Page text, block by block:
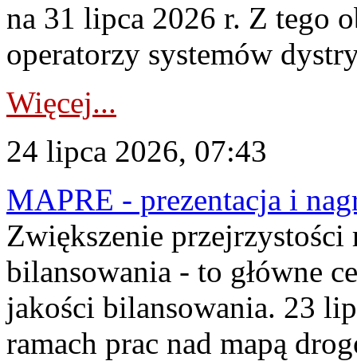
na 31 lipca 2026 r. Z tego
operatorzy systemów
Więcej...
24 lipca 2026, 07:43
MAPRE - prezentacja i
Zwiększenie
bilansowania - to główne
jakości bilansowania. 23
ramach prac nad mapą